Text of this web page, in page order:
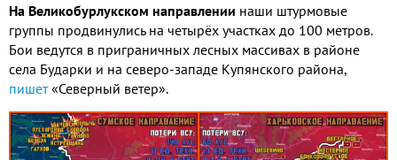
На Великобурлукском направлении наши штурмовые
группы продвинулись на четырёх участках до 100 метров.
Бои ведутся в приграничных лесных массивах в районе
села Бударки и на северо-западе Купянского района,
пишет«Северный ветер».